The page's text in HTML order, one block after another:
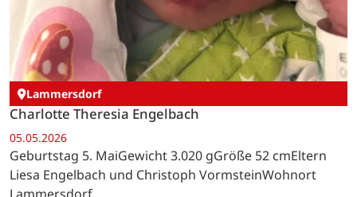
Lammersdorf
Charlotte Theresia Engelbach
05.05.2026
Geburtstag 5. MaiGewicht 3.020 gGröße 52 cmEltern
Liesa Engelbach und Christoph VormsteinWohnort